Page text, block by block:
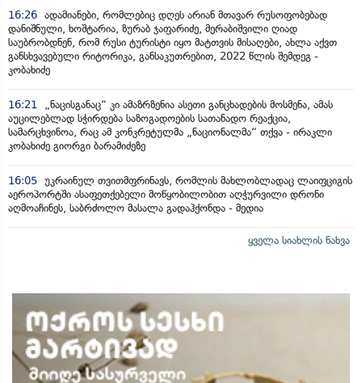
16:26 ადამიანები, რომლებიც დღეს არიან მთავარ რუსოფობებად
დანიშნული, ხოშტარია, ზურაბ ჯაფარიძე, მერაბიშვილი ღიად
საუბრობდნენ, რომ რუსი ტურისტი იყო მატთვის მისაღები, ახლა აქვთ
განსხვავებული რიტორიკა, განსაკუთრებით, 2022 წლის შემდეგ -
კობახიძე
16:21
„ნაცისგანაც“ კი ამაზრზენია ასეთი განცხადების მოსმენა, ამას
აუცილებლად სჭირდება საზოგადოების სათანადო რეაქცია,
სამარცხვინოა, რაც ამ კონკრეტულმა „ნაციონალმა“ თქვა - ირაკლი
კობახიძე გიორგი ბარამიძეზე
16:05 უკრაინულ თვითმფრინავს, რომლის მახლობლადაც ლაიფციგის
აეროპორტში ასაფეთქებელი მოწყობილობით აღჭურვილი დრონი
აღმოაჩინეს, საბრძოლო მასალა გადაჰქონდა - მედია
ყველა სიახლის ნახვა